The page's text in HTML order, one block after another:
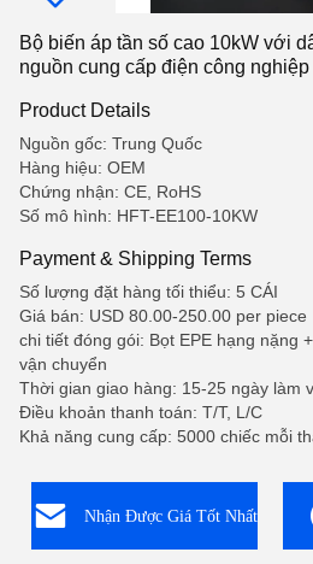
Bộ biến áp tần số cao 10kW với
nguồn cung cấp điện công nghiệp
Product Details
Nguồn gốc: Trung Quốc
Hàng hiệu: OEM
Chứng nhận: CE, RoHS
Số mô hình: HFT-EE100-10KW
Payment & Shipping Terms
Số lượng đặt hàng tối thiểu: 5 CÁI
Giá bán: USD 80.00-250.00 per piece
chi tiết đóng gói: Bọt EPE hạng nặng
vận chuyển
Thời gian giao hàng: 15-25 ngày làm
Điều khoản thanh toán: T/T, L/C
Khả năng cung cấp: 5000 chiếc mỗi
Nhận Được Giá Tốt Nhất